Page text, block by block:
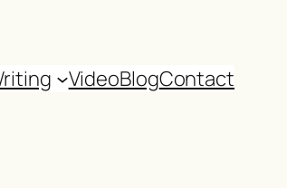
VideoBlogContact